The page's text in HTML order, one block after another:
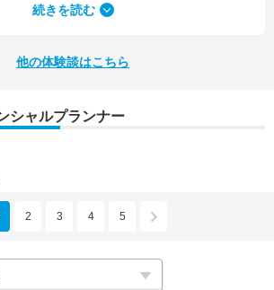
って大満足。うちと同じように子どもの将来のお金のことで悩んでいる友人にも教えました。
続きを読む
他の体験談はこちら
シャルプランナー
2 3 4 5